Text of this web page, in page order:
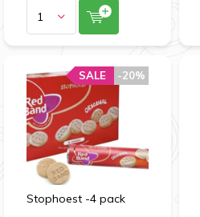
Stophoest -4 pack
-20%
SALE